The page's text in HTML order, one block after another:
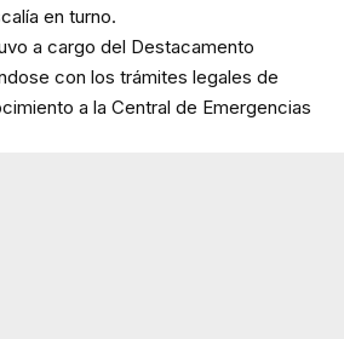
en turno.
a cargo del Destacamento
con los trámites legales de
a la Central de Emergencias